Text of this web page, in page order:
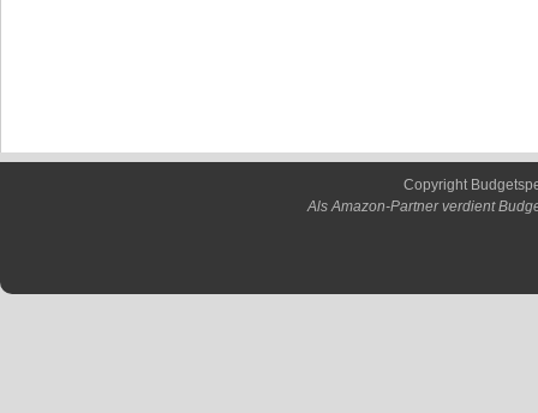
Copyright
Als Amazon-Partner verdient